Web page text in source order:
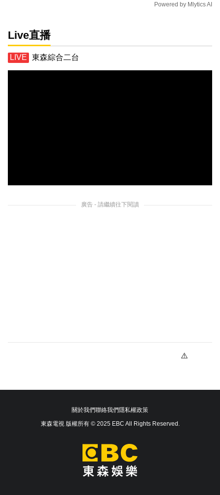
Powered by Mlytics AI
Live直播
東森綜合二台
廣告 - 請繼續往下閱讀
關於我們聯絡我們隱私權政策
東森電視 版權所有 © 2025 EBC All Rights Reserved.